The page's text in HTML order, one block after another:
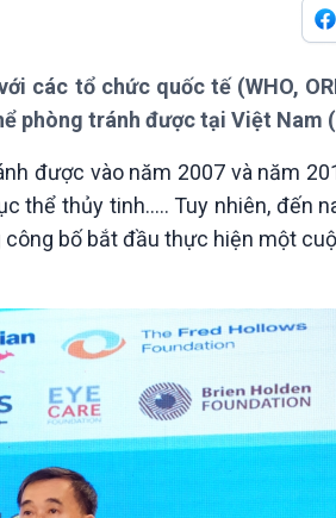
Biên cương - Một
& Du lịch
nổi tiếng
thao
Ảnh
Video
Infographic
các tổ chức quốc tế (WHO,
phòng tránh được tại Việt Nam
được vào năm 2007 và năm
thể thủy tinh….. Tuy nhiên, đến
bố bắt đầu thực hiện một